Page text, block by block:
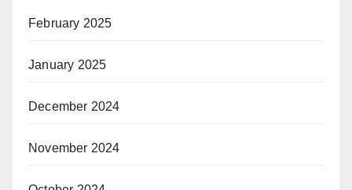
February 2025
January 2025
December 2024
November 2024